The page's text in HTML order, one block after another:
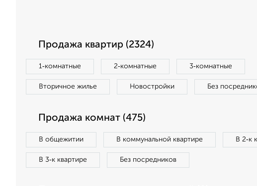
Продажа квартир (2324)
1‑комнатные 2‑комнатные 3‑комнатные
Вторичное жилье Новостройки Без
Продажа комнат (475)
В общежитии В коммунальной квартире В 2‑к
В 3‑к квартире Без посредников